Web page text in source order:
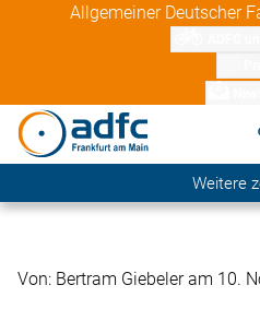
Allgemeiner Deutscher
Weitere
Von: Bertram Giebeler am 10.